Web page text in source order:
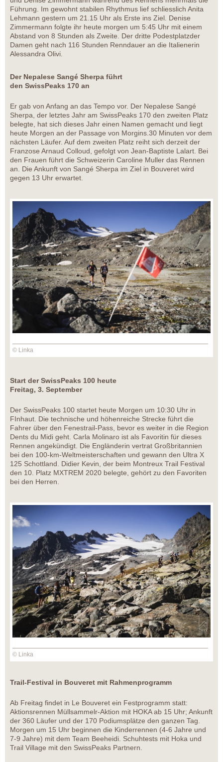
Führung. Im gewohnt stabilen Rhythmus lief schliesslich Anita
Lehmann gestern um 21.15 Uhr als Erste ins Ziel. Denise
Zimmermann folgte ihr heute morgen um 5:45 Uhr mit einem
Abstand von 8 Stunden als Zweite. Der dritte Podestplatzder
Damen geht nach 116 Stunden Renndauer an die Italienerin
Alessandra Olivi.
Der Nepalese Sangé Sherpa führt
den SwissPeaks 170 an
Er gab von Anfang an das Tempo vor. Der Nepalese Sangé
Sherpa, der letztes Jahr am SwissPeaks 170 den zweiten Platz
belegte, hat sich dieses Jahr einen Namen gemacht und liegt
heute Morgen an der Passage von Morgins.30 Minuten vor dem
nächsten Läufer. Auf dem zweiten Platz reiht sich derzeit der
Franzose Arnaud Colloud, gefolgt von Jean-Baptiste Lalart. Bei
den Frauen führt die Schweizerin Caroline Muller das Rennen
an. Die Ankunft von Sangé Sherpa im Ziel in Bouveret wird
gegen 13 Uhr erwartet.
© Linka
Start der SwissPeaks 100 heute
Freitag, 3. September
Der SwissPeaks 100 startet heute Morgen um 10:30 Uhr in
FInhaut. Die technische und höhenreiche Strecke führt die
Fahrer über den Fenestrail-Pass, bevor es weiter in die Region
Dents du Midi geht. Carla Molinaro ist als Favoritin für dieses
Rennen angekündigt. Die Engländerin vertrat Großbritannien
bei den 100-km-Weltmeisterschaften und gewann den Ultra X
125 Schottland. Didier Kevin, der beim Montreux Trail Festival
den 10. Platz MXTREM 2020 belegte, gehört zu den Favoriten
bei den Herren.
© Linka
Trail-Festival in Bouveret mit Rahmenprogramm
Ab Freitag findet in Le Bouveret ein Festprogramm statt:
Aktionsrennen Müllsammelr-Aktion mit HOKA ab 15 Uhr; Ankunft
der 360 Läufer und der 170 Podiumsplätze den ganzen Tag.
Morgen um 15 Uhr beginnen die Kinderrennen (4-6 Jahre und
7-9 Jahre) mit dem Team Beeheidi. Schuhtests mit Hoka und
Trail Village mit den SwissPeaks Partnern.